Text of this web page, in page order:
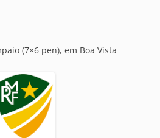
(7×6 pen), em Boa Vista